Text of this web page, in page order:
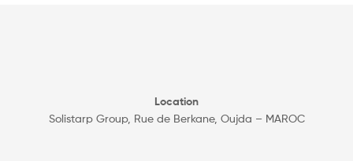
Location
Solistarp Group, Rue de Berkane, Oujda – MAROC